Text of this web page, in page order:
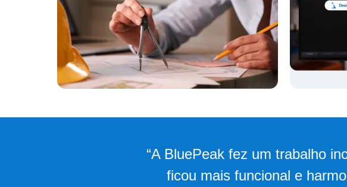
“A BluePeak fez um trabalho
ficou mais funcional e